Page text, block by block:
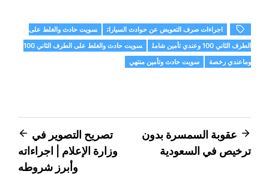
اجراءات صرف التعويض عن حوادث السيارات
سويت حادث والغلط على
الطرف الثاني 100 وعندي تأمين شامل
سويت حادث والغلط على الطرف الثاني 100
وماعندي رخصة
سويت حادث وتأمين منتهي
تصفّح
المقالات
عقوبة السمسرة بدون
ترخيص في السعودية
تصريح التصوير في
وزارة الإعلام | اجراءاته
وأبرز شروطه